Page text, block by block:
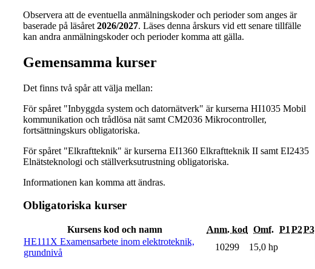
Observera att de eventuella anmälningskoder och perioder som anges är
baserade på läsåret 2026/2027. Läses denna årskurs vid ett senare tillfälle
kan andra anmälningskoder och perioder komma att gälla.
Gemensamma kurser
Det finns två spår att välja mellan:
För spåret "Inbyggda system och datornätverk" är kurserna HI1035 Mobil
kommunikation och trådlösa nät samt CM2036 Mikrocontroller,
fortsättningskurs obligatoriska.
För spåret "Elkraftteknik" är kurserna EI1360 Elkraftteknik II samt EI2435
Elnätsteknologi och ställverksutrustning obligatoriska.
Informationen kan komma att ändras.
Obligatoriska kurser
Kursens kod och namn Anm. kod Omf. P1 P2P3
HE111X Examensarbete inom elektroteknik,
grundnivå
10299 15,0 hp